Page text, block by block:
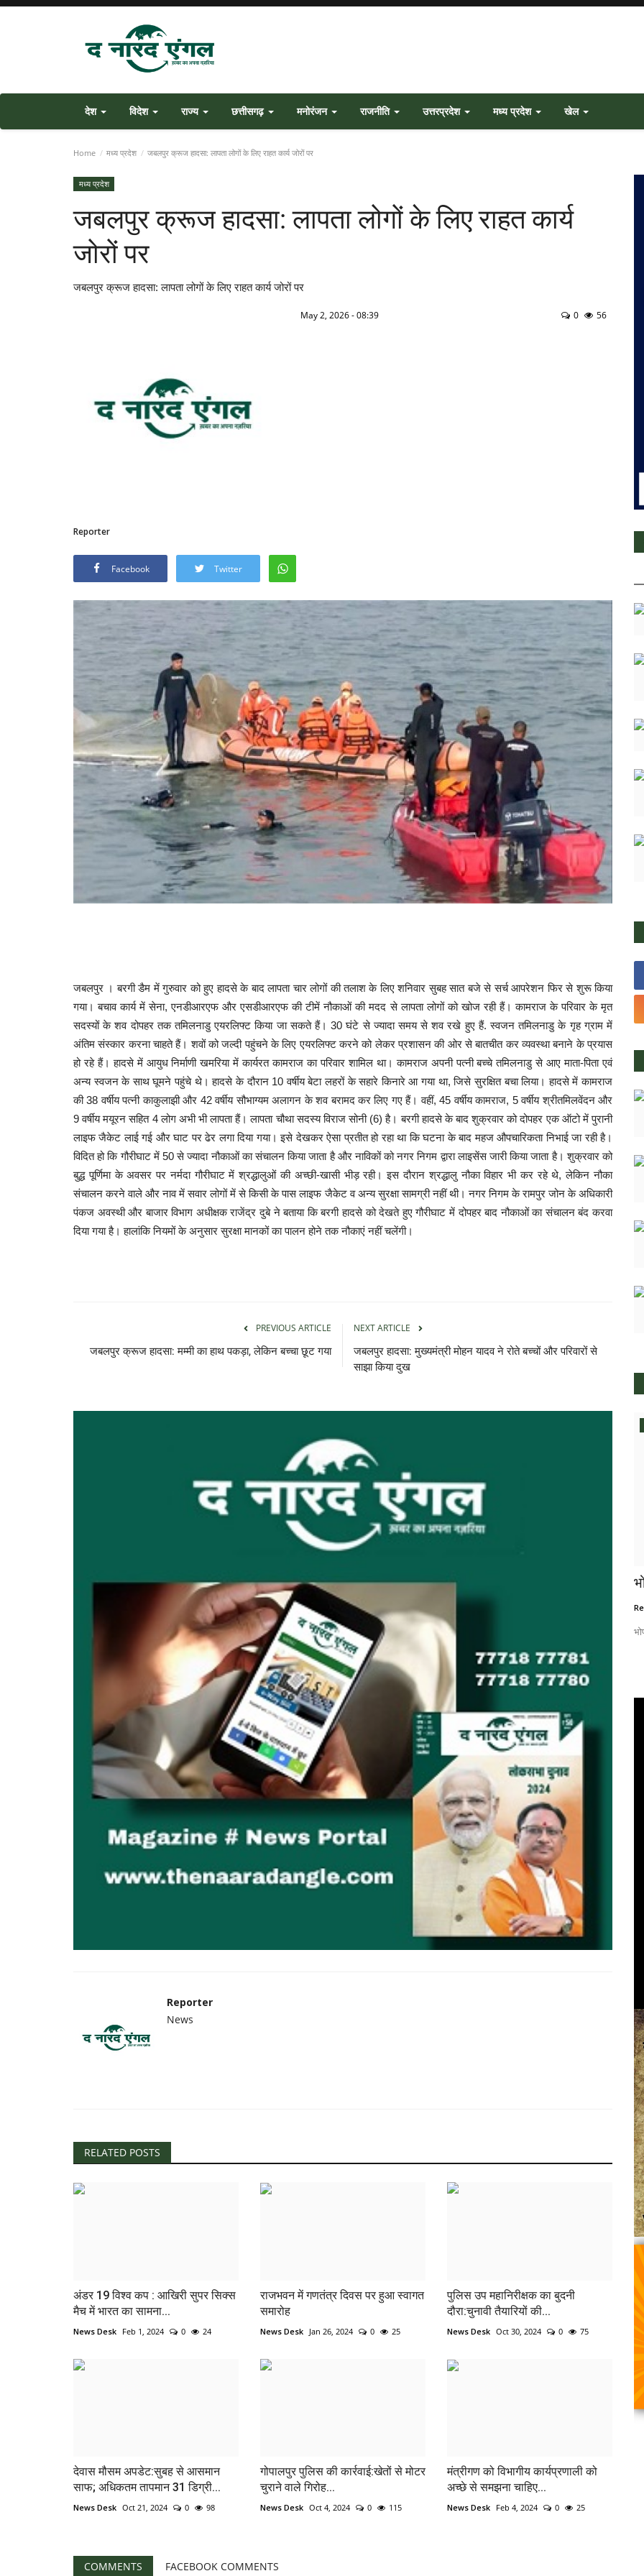
देश विदेश राज्य छत्तीसगढ़ मनोरंजन राजनीति उत्तरप्रदेश मध्य प्रदेश खेल
Home मध्य प्रदेश जबलपुर क्रूज हादसा: लापता लोगों के लिए राहत कार्य जोरों पर
मध्य प्रदेश
जबलपुर क्रूज हादसा: लापता लोगों के लिए राहत कार्य
जोरों पर
जबलपुर क्रूज हादसा: लापता लोगों के लिए राहत कार्य जोरों पर
Reporter
May 2, 2026 - 08:39 0 56
Facebook Twitter
जबलपुर । बरगी डैम में गुरुवार को हुए हादसे के बाद लापता चार लोगों की तलाश के लिए शनिवार सुबह सात बजे से सर्च आपरेशन फिर से शुरू किया
गया। बचाव कार्य में सेना, एनडीआरएफ और एसडीआरएफ की टीमें नौकाओं की मदद से लापता लोगों को खोज रही हैं। कामराज के परिवार के मृत
सदस्यों के शव दोपहर तक तमिलनाडु एयरलिफ्ट किया जा सकते हैं। 30 घंटे से ज्यादा समय से शव रखे हुए हैं. स्वजन तमिलनाडु के गृह ग्राम में
अंतिम संस्कार करना चाहते हैं। शवों को जल्दी पहुंचने के लिए एयरलिफ्ट करने को लेकर प्रशासन की ओर से बातचीत कर व्यवस्था बनाने के प्रयास
हो रहे हैं। हादसे में आयुध निर्माणी खमरिया में कार्यरत कामराज का परिवार शामिल था। कामराज अपनी पत्नी बच्चे तमिलनाडु से आए माता-पिता एवं
अन्य स्वजन के साथ घूमने पहुंचे थे। हादसे के दौरान 10 वर्षीय बेटा लहरों के सहारे किनारे आ गया था, जिसे सुरक्षित बचा लिया। हादसे में कामराज
की 38 वर्षीय पत्नी काकुलाझी और 42 वर्षीय सौभाग्यम अलागन के शव बरामद कर लिए गए हैं। वहीं, 45 वर्षीय कामराज, 5 वर्षीय श्रीतमिलवेंदन और
9 वर्षीय मयूरन सहित 4 लोग अभी भी लापता हैं। लापता चौथा सदस्य विराज सोनी (6) है। बरगी हादसे के बाद शुक्रवार को दोपहर एक ऑटो में पुरानी
लाइफ जैकेट लाई गई और घाट पर ढेर लगा दिया गया। इसे देखकर ऐसा प्रतीत हो रहा था कि घटना के बाद महज औपचारिकता निभाई जा रही है।
विदित हो कि गौरीघाट में 50 से ज्यादा नौकाओं का संचालन किया जाता है और नाविकों को नगर निगम द्वारा लाइसेंस जारी किया जाता है। शुक्रवार को
बुद्ध पूर्णिमा के अवसर पर नर्मदा गौरीघाट में श्रद्धालुओं की अच्छी-खासी भीड़ रही। इस दौरान श्रद्धालु नौका विहार भी कर रहे थे, लेकिन नौका
संचालन करने वाले और नाव में सवार लोगों में से किसी के पास लाइफ जैकेट व अन्य सुरक्षा सामग्री नहीं थी। नगर निगम के रामपुर जोन के अधिकारी
पंकज अवस्थी और बाजार विभाग अधीक्षक राजेंद्र दुबे ने बताया कि बरगी हादसे को देखते हुए गौरीघाट में दोपहर बाद नौकाओं का संचालन बंद करवा
दिया गया है। हालांकि नियमों के अनुसार सुरक्षा मानकों का पालन होने तक नौकाएं नहीं चलेंगी।
PREVIOUS ARTICLE
जबलपुर क्रूज हादसा: मम्मी का हाथ पकड़ा, लेकिन बच्चा छूट गया
NEXT ARTICLE
जबलपुर हादसा: मुख्यमंत्री मोहन यादव ने रोते बच्चों और परिवारों से
साझा किया दुख
Reporter
News
RELATED POSTS
अंडर 19 विश्व कप : आखिरी सुपर सिक्स
मैच में भारत का सामना...
News Desk Feb 1, 2024 0 24
राजभवन में गणतंत्र दिवस पर हुआ स्वागत
समारोह
News Desk Jan 26, 2024 0 25
पुलिस उप महानिरीक्षक का बुदनी
दौरा:चुनावी तैयारियों की...
News Desk Oct 30, 2024 0 75
देवास मौसम अपडेट:सुबह से आसमान
साफ; अधिकतम तापमान 31 डिग्री...
News Desk Oct 21, 2024 0 98
गोपालपुर पुलिस की कार्रवाई:खेतों से मोटर
चुराने वाले गिरोह...
News Desk Oct 4, 2024 0 115
मंत्रीगण को विभागीय कार्यप्रणाली को
अच्छे से समझना चाहिए...
News Desk Feb 4, 2024 0 25
COMMENTS FACEBOOK COMMENTS
समाज की एकजुटता सामाजिक विकास की सबसे बड़ी
शक्ति: राजेश...
Aug 7, 2026 0 99
समाज की एकजुटता सामाजिक विकास की सबसे बड़ी शक्ति: राजेश अग्रवाल
अटल भूजल योजना से प्यासे गांवों को मिला नया
Reporter Jan 26, 2026
अटल भूजल योजना से प्यासे गांवों को मिला नया जीवन